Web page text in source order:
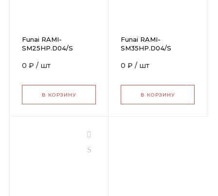
Funai RAMI-
SM25HP.D04/S
0 ₽ / шт
В КОРЗИНУ
Funai RAMI-
SM35HP.D04/S
0 ₽ / шт
В КОРЗИНУ